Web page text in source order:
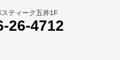
ティーク五井1F
26-4712